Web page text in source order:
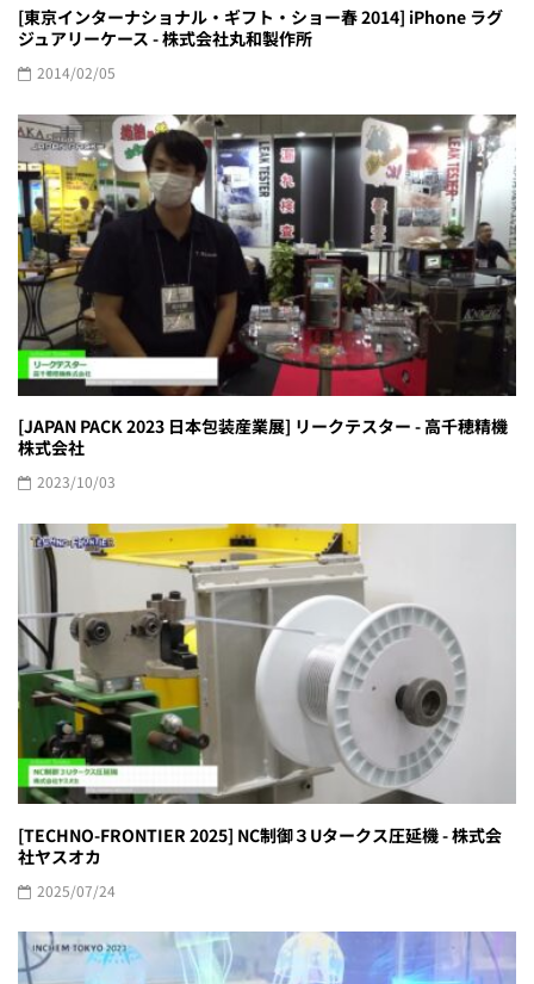
[東京インターナショナル・ギフト・ショー春 2014] iPhone ラグ
ジュアリーケース - 株式会社丸和製作所
2014/02/05
[JAPAN PACK 2023 日本包装産業展] リークテスター - 高千穂精機
株式会社
2023/10/03
[TECHNO-FRONTIER 2025] NC制御３Uタークス圧延機 - 株式会
社ヤスオカ
2025/07/24